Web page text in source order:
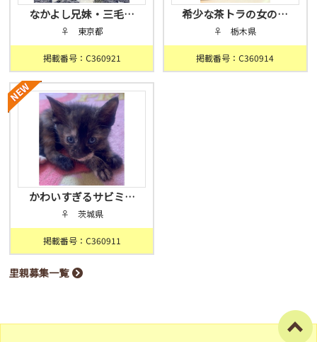
なかよし兄妹・三毛…
♀ 東京都
掲載番号：C360921
希少な茶トラの女の…
♀ 栃木県
掲載番号：C360914
かわいすぎるサビミ…
♀ 茨城県
掲載番号：C360911
里親募集一覧